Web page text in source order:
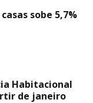
sobe 5,7%
Habitacional
de janeiro